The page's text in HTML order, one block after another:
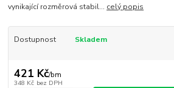
vynikající rozměrová stabil... celý popis
Dostupnost Skladem
421 Kč/bm
348 Kč bez DPH